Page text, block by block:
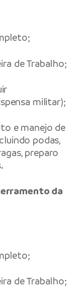
de Trabalho;
militar);
e manejo de
podas,
preparo
da
de Trabalho;